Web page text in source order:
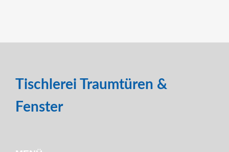
Tischlerei Traumtüren &
Fenster